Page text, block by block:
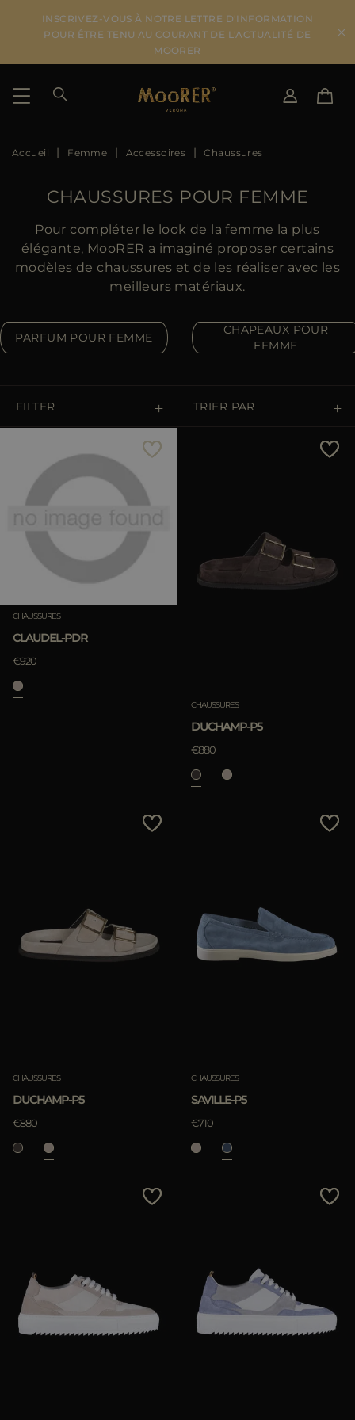
INSCRIVEZ-VOUS À NOTRE LETTRE D'INFORMATION
POUR ÊTRE TENU AU COURANT DE L'ACTUALITÉ DE
MOORER
PAYS DE LIVRAISON
DE
JP
CA
ES
CHANGER DE LANGUE
FR
Accueil Femme Accessoires Chaussures
CHAUSSURES POUR FEMME
Pour compléter le look de la femme la plus
élégante, MooRER a imaginé proposer certains
modèles de chaussures et de les réaliser avec les
meilleurs matériaux.
PARFUM POUR FEMME
CHAPEAUX POUR
FEMME
FILTER TRIER PAR
Prix Décroissant
Les Plus Vendus
Les Plus Populaires
CHAUSSURES
CLAUDEL-PDR
€920
CHAUSSURES
DUCHAMP-P5
€880
CHAUSSURES
DUCHAMP-P5
€880
CHAUSSURES
SAVILLE-P5
€710